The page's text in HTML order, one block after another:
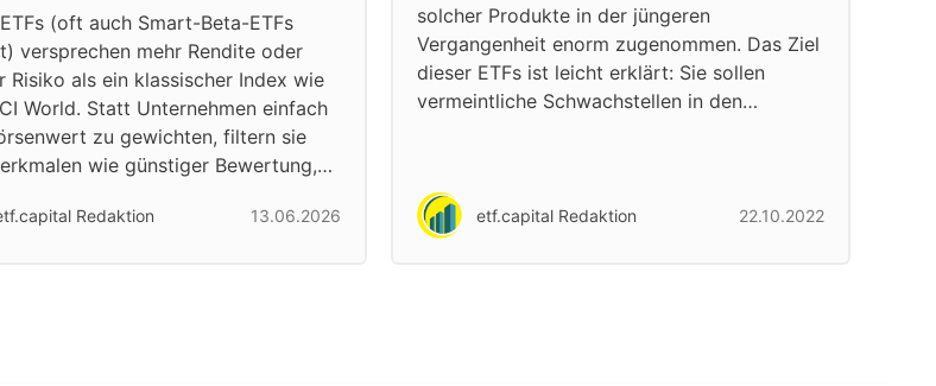
(oft auch Smart-Beta-ETFs
versprechen mehr Rendite oder
Risiko als ein klassischer Index wie
World. Statt Unternehmen einfach
zu gewichten, filtern sie
wie günstiger Bewertung,…
Redaktion 13.06.2026
solcher Produkte in der jüngeren
Vergangenheit enorm zugenommen. Das Ziel
dieser ETFs ist leicht erklärt: Sie sollen
vermeintliche Schwachstellen in den…
etf.capital Redaktion 22.10.2022